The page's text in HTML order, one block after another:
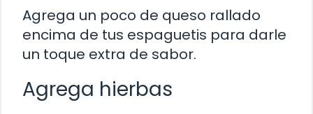
Agrega un poco de queso rallado
encima de tus espaguetis para darle
un toque extra de sabor.
Agrega hierbas